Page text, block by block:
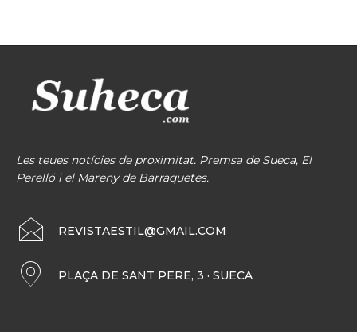
Les teues notícies de proximitat. Premsa de Sueca, El
Perelló i el Mareny de Barraquetes.
REVISTAESTIL@GMAIL.COM
PLAÇA DE SANT PERE, 3 · SUECA